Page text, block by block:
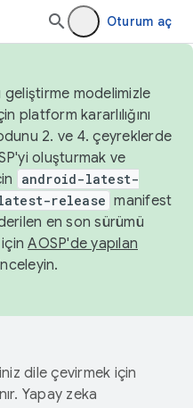
Oturum aç
geliştirme modelimizle
platform kararlılığını
2. ve 4. çeyreklerde
oluşturmak ve
android-latest-
release manifest
en son sürümü
içinAOSP'de yapılan
dile çevirmek için
Yapay zeka